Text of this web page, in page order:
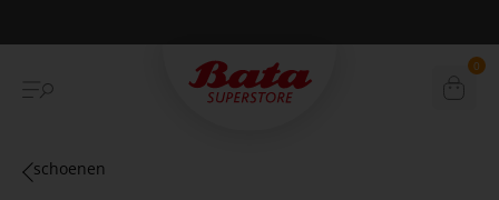
Betaal achteraf met Klarna 0
schoenen